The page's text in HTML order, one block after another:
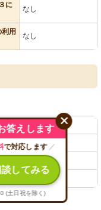
に
なし
用
なし
答えします
で対応します ／
してみる
(土日祝を除く)